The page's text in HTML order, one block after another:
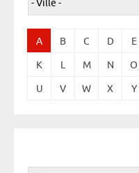
A B C D E
K L M N O
U V W X Y